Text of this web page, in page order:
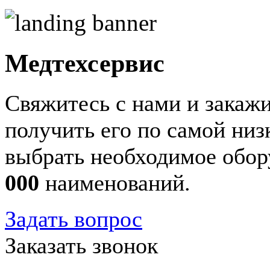
Медтехсервис
Свяжитесь с нами и
получить его по самой
выбрать необходимое
000 наименований.
Задать вопрос
Заказать звонок